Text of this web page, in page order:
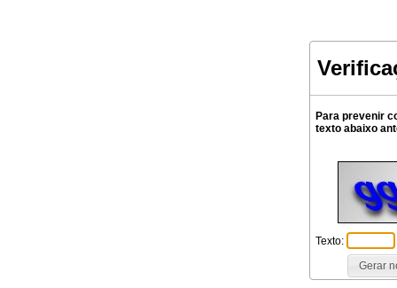
Para prevenir
texto abaixo
Texto: